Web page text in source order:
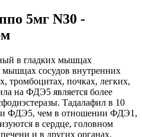
5мг N30 -
в гладких мышцах
мышцах сосудов внутренних
тромбоцитах, почках, легких,
на ФДЭ5 является более
Тадалафил в 10
ФДЭ5, чем в отношении ФДЭ1,
в сердце, головном
и в других органах.